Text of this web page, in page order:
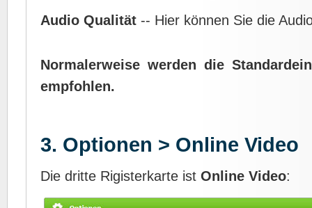
Audio Qualität-- Hier können Sie die
Normalerweise werden die
empfohlen.
3. Optionen > Online Video
Die dritte Rigisterkarte ist Online Video: